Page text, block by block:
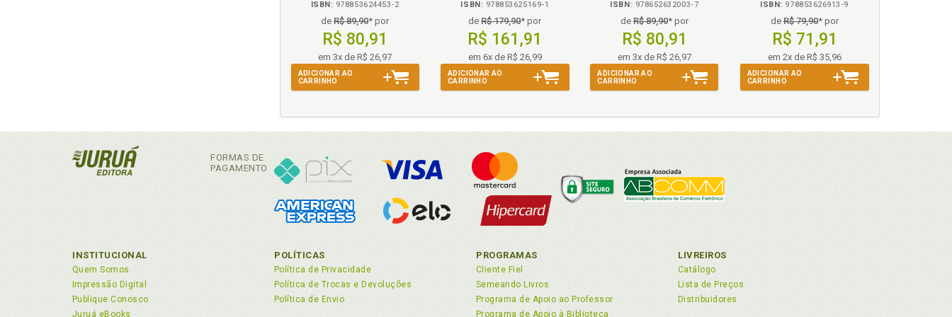
Importância processual. Sentença, p. 59
Informação legislativa. Portugal e o Tribunal do Santo Ofício: Cerimônias e informações legislativas, p. 21
Inquisição. A «bússola» da inquisição: os regimentos, p. 43
Inquisição. A criação do tribunal da inquisição em Portugal., p. 41
Inquisição. As denúncias, p. 54
Introdução, p. 15
Legislação. Tribunal do Santo Ofício, p. 30
M
Martelo das feiticeiras. «Malleus Maleficarum»- «Martelo das Feiticeiras», p. 40
Monitório. O monitório e sua importância, p. 42
Moral. Crimes contra a moral, p. 77
ISBN: 978853624453-2
de R$ 89,90* por
R$ 80,91
em 3x de R$ 26,97
ADICIONAR AO
CARRINHO
ISBN: 978853625169-1
deR$ 179,90* por
R$ 161,91
em 6x de R$ 26,99
ADICIONAR AO
CARRINHO
ISBN: 978652632003-7
deR$ 89,90* por
R$ 80,91
em 3x de R$ 26,97
ADICIONAR AO
CARRINHO
ISBN: 978853626913-9
deR$ 79,90* por
R$ 71,91
em 2x de R$ 35,96
ADICIONAR AO
CARRINHO
FORMAS DE
PAGAMENTO
INSTITUCIONAL
Quem Somos
Impressão Digital
Publique Conosco
Juruá eBooks
POLÍTICAS
Política de Privacidade
Política de Trocas e Devoluções
Política de Envio
PROGRAMAS
Cliente Fiel
Semeando Livros
Programa de Apoio ao Professor
Programa de Apoio à Biblioteca
LIVREIROS
Catálogo
Lista de Preços
Distribuidores